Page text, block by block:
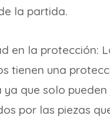
la partida.
en la protección:
tienen una
ya que solo pueden
por las piezas